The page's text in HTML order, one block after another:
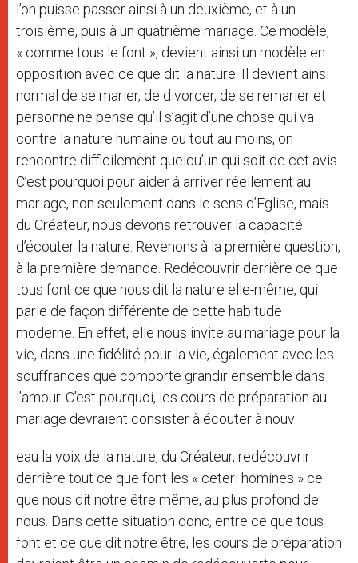
l’on puisse passer ainsi à un deuxième, et à un
troisième, puis à un quatrième mariage. Ce modèle,
« comme tous le font », devient ainsi un modèle en
opposition avec ce que dit la nature. Il devient ainsi
normal de se marier, de divorcer, de se remarier et
personne ne pense qu’il s’agit d’une chose qui va
contre la nature humaine ou tout au moins, on
rencontre difficilement quelqu’un qui soit de cet avis.
C’est pourquoi pour aider à arriver réellement au
mariage, non seulement dans le sens d’Eglise, mais
du Créateur, nous devons retrouver la capacité
d’écouter la nature. Revenons à la première question,
à la première demande. Redécouvrir derrière ce que
tous font ce que nous dit la nature elle-même, qui
parle de façon différente de cette habitude
moderne. En effet, elle nous invite au mariage pour la
vie, dans une fidélité pour la vie, également avec les
souffrances que comporte grandir ensemble dans
l’amour. C’est pourquoi, les cours de préparation au
mariage devraient consister à écouter à nouv
eau la voix de la nature, du Créateur, redécouvrir
derrière tout ce que font les « ceteri homines » ce
que nous dit notre être même, au plus profond de
nous. Dans cette situation donc, entre ce que tous
font et ce que dit notre être, les cours de préparation